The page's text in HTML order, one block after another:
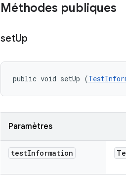
Méthodes publiques
setUp
public void setUp (
Paramètres
testInformation